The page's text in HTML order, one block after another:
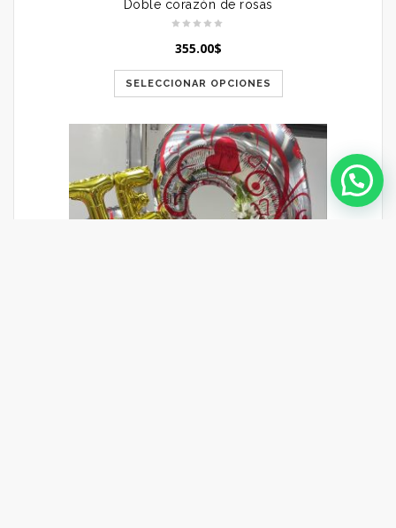
Doble corazón de rosas
355.00$
SELECCIONAR OPCIONES